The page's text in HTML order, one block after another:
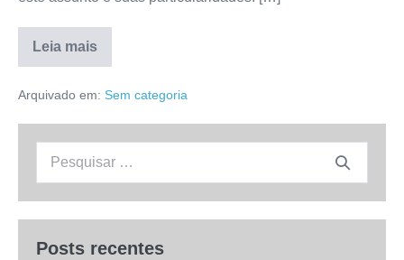
Leia maisEspecificação
Técnica
A
ideal
na
Câmara
Frigorifica
para
Arquivado em: Sem categoria
Procurar:
Posts recentes